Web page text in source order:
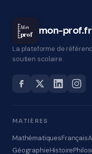
Mon
prof mon-prof.fr
La plateforme de
soutien scolaire.
MATIÈRES
MathématiquesFrançais
GéographieHistoire